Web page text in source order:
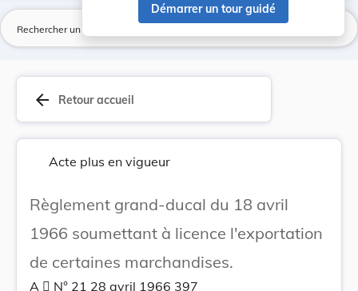
Démarrer un tour guidé
arrow_back Retour accueil
Acte plus en vigueur
Règlement grand-ducal du 18 avril
1966 soumettant à licence l'exportation
de certaines marchandises.
A  N° 21 28 avril 1966 397